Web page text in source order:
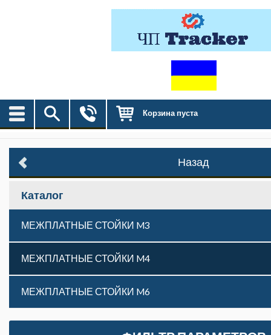
Корзина пуста
Назад
Каталог
МЕЖПЛАТНЫЕ СТОЙКИ M3
МЕЖПЛАТНЫЕ СТОЙКИ M4
МЕЖПЛАТНЫЕ СТОЙКИ M6